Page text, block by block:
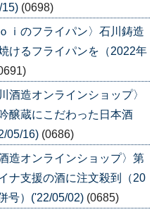
15) (0698)
ｉのフライパン〉石川鋳造
けるフライパンを（2022年
酒造オンラインショップ〉
醸蔵にこだわった日本酒
05/16) (0686)
造オンラインショップ〉第
ナ支援の酒に注文殺到（20
号）('22/05/02) (0685)